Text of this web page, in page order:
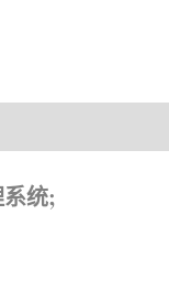
统;